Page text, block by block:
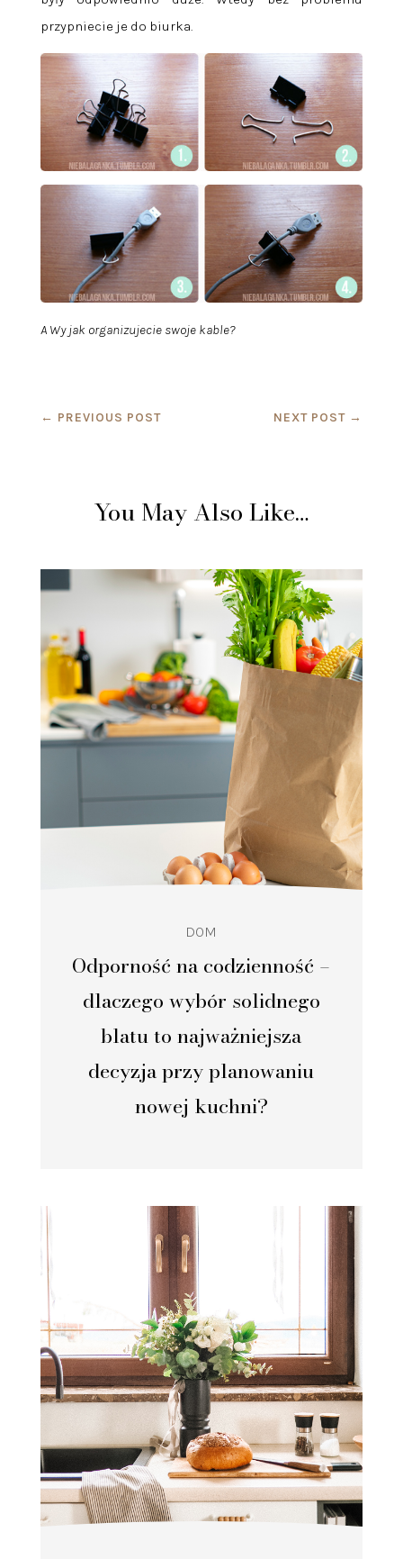
przypniecie je do biurka.
A Wy jak organizujecie swoje kable?
← PREVIOUS POST NEXT POST →
You May Also Like…
Odporność na codzienność –
dlaczego wybór solidnego
blatu to najważniejsza
decyzja przy planowaniu
nowej kuchni?
DOM